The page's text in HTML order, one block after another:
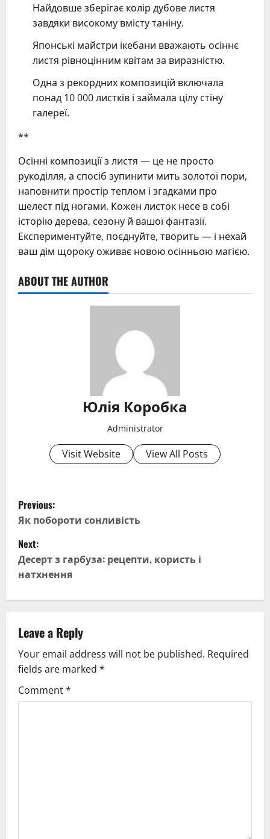
Найдовше зберігає колір дубове листя
завдяки високому вмісту таніну.
Японські майстри ікебани вважають осіннє
листя рівноцінним квітам за виразністю.
Одна з рекордних композицій включала
понад 10 000 листків і займала цілу стіну
галереї.
**
Осінні композиції з листя — це не просто
рукоділля, а спосіб зупинити мить золотої пори,
наповнити простір теплом і згадками про
шелест під ногами. Кожен листок несе в собі
історію дерева, сезону й вашої фантазії.
Експериментуйте, поєднуйте, творить — і нехай
ваш дім щороку оживає новою осінньою магією.
ABOUT THE AUTHOR
Юлія Коробка
Administrator
Visit Website View All Posts
P
o
s
t
n
a
v
i
g
Previous:
Як побороти сонливість
Next:
Десерт з гарбуза: рецепти, користь і
натхнення
Leave a Reply
Your email address will not be published. Required
fields are marked *
Comment*